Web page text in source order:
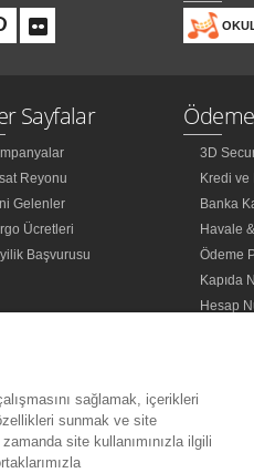
Sayfalar
Reyonu
Gelenler
Ücretleri
Başvurusu
3D
Kredi ve
Banka
Havale
Ödeme
Kapıda
Hesap
sağlamak, içerikleri
sunmak ve site
site kullanımınızla ilgili